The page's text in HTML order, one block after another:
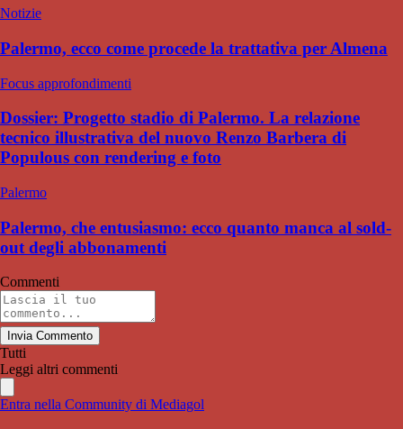
Notizie
Palermo, ecco come procede la trattativa per Almena
Focus approfondimenti
Dossier: Progetto stadio di Palermo. La relazione
tecnico illustrativa del nuovo Renzo Barbera di
Populous con rendering e foto
Palermo
Palermo, che entusiasmo: ecco quanto manca al sold-
out degli abbonamenti
Commenti
Invia Commento
Tutti
Leggi altri commenti
Entra nella Community di Mediagol